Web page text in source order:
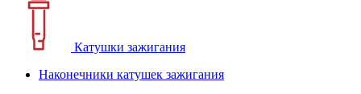
Катушки зажигания
Наконечники катушек зажигания